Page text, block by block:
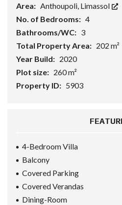
Area: Anthoupoli, Limassol
No. of Bedrooms: 4
Bathrooms/WC: 3
Total Property Area: 202 m²
Year Build: 2020
Plot size: 260 m²
Property ID: 5903
4-Bedroom Villa
Balcony
Covered Parking
Covered Verandas
Dining-Room